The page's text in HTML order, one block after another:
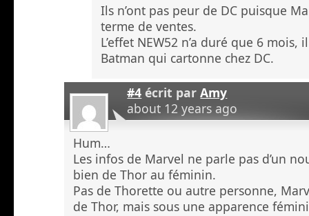
Ils n’ont pas peur de DC puisque
terme de ventes.
L’effet NEW52 n’a duré que 6 mois,
Batman qui cartonne chez DC.
#4 écrit parAmy
about 12 years ago
Hum…
Les infos de Marvel ne parle pas d’un
bien de Thor au féminin.
Pas de Thorette ou autre personne,
de Thor, mais sous une apparence